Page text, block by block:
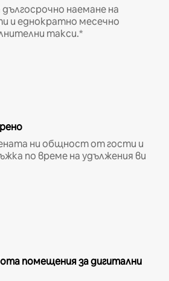
наемане на
и еднократно месечно
такси.*
ни общност от гости и
по време на удължения ви
помещения за дигитални